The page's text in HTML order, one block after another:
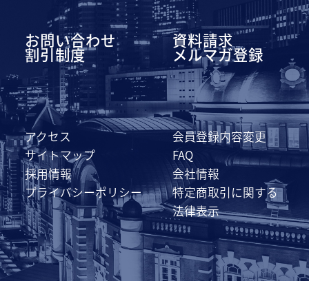
お問い合わせ 資料請求
割引制度 メルマガ登録
アクセス
会員登録内容変更
サイトマップ
FAQ
採用情報
会社情報
プライバシーポリシー
特定商取引に関する
法律表示